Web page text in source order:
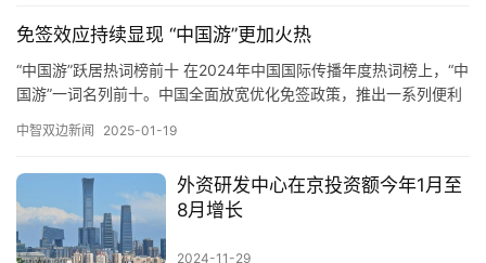
免签效应持续显现 “中国游”更加火热
“中国游”跃居热词榜前十 在2024年中国国际传播年度热词榜上，“中
国游”一词名列前十。中国全面放宽优化免签政策，推出一系列便利
中智双边新闻 2025-01-19
外资研发中心在京投资额今年1月至
8月增长
2024-11-29